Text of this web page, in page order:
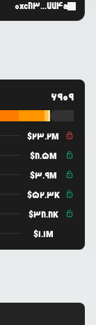
0xc83...774a
6909
$23.2M
$8.5M
$3.9M
$52.3K
$38.8K
$1.1M